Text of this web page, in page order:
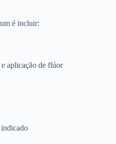
é incluir:
aplicação de flúor
indicado